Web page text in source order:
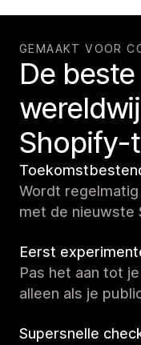
GEMAAKT VOOR
De
Shopify-
Wordt
met de nieuwste
Eerst
Pas het aan tot
alleen als je
Supersnelle